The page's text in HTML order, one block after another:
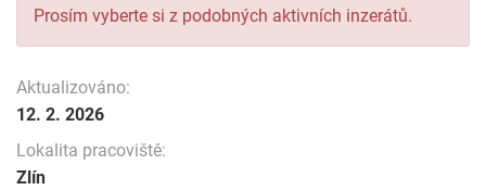
Prosím vyberte si z podobných aktivních inzerátů.
Aktualizováno:
12. 2. 2026
Lokalita pracoviště:
Zlín